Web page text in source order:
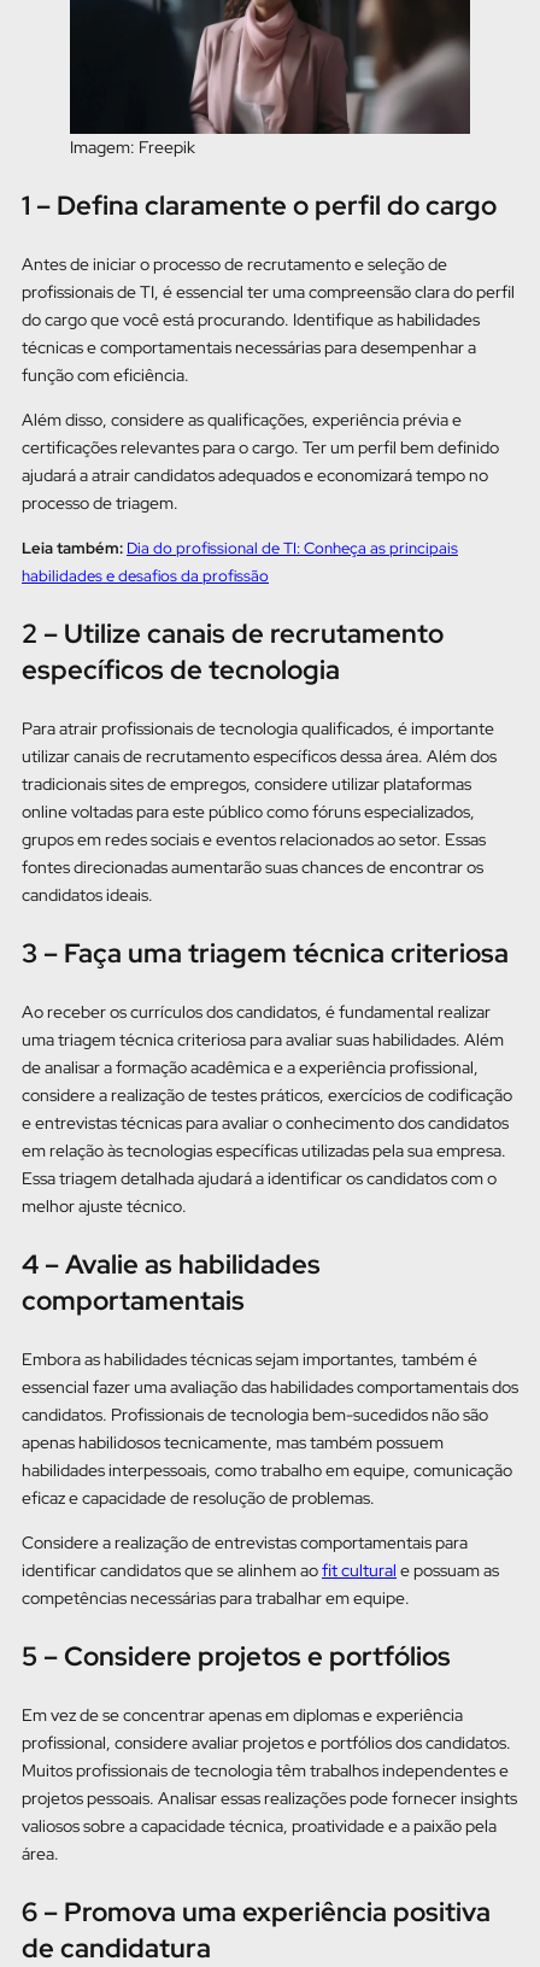
Imagem: Freepik
1 – Defina claramente o perfil do cargo
Antes de iniciar o processo de recrutamento e seleção de
profissionais de TI, é essencial ter uma compreensão clara do perfil
do cargo que você está procurando. Identifique as habilidades
técnicas e comportamentais necessárias para desempenhar a
função com eficiência.
Além disso, considere as qualificações, experiência prévia e
certificações relevantes para o cargo. Ter um perfil bem definido
ajudará a atrair candidatos adequados e economizará tempo no
processo de triagem.
Leia também: Dia do profissional de TI: Conheça as principais
habilidades e desafios da profissão
2 – Utilize canais de recrutamento
específicos de tecnologia
Para atrair profissionais de tecnologia qualificados, é importante
utilizar canais de recrutamento específicos dessa área. Além dos
tradicionais sites de empregos, considere utilizar plataformas
online voltadas para este público como fóruns especializados,
grupos em redes sociais e eventos relacionados ao setor. Essas
fontes direcionadas aumentarão suas chances de encontrar os
candidatos ideais.
3 – Faça uma triagem técnica criteriosa
Ao receber os currículos dos candidatos, é fundamental realizar
uma triagem técnica criteriosa para avaliar suas habilidades. Além
de analisar a formação acadêmica e a experiência profissional,
considere a realização de testes práticos, exercícios de codificação
e entrevistas técnicas para avaliar o conhecimento dos candidatos
em relação às tecnologias específicas utilizadas pela sua empresa.
Essa triagem detalhada ajudará a identificar os candidatos com o
melhor ajuste técnico.
4 – Avalie as habilidades
comportamentais
Embora as habilidades técnicas sejam importantes, também é
essencial fazer uma avaliação das habilidades comportamentais dos
candidatos. Profissionais de tecnologia bem-sucedidos não são
apenas habilidosos tecnicamente, mas também possuem
habilidades interpessoais, como trabalho em equipe, comunicação
eficaz e capacidade de resolução de problemas.
Considere a realização de entrevistas comportamentais para
identificar candidatos que se alinhem aofit cultural e possuam as
competências necessárias para trabalhar em equipe.
5 – Considere projetos e portfólios
Em vez de se concentrar apenas em diplomas e experiência
profissional, considere avaliar projetos e portfólios dos candidatos.
Muitos profissionais de tecnologia têm trabalhos independentes e
projetos pessoais. Analisar essas realizações pode fornecer insights
valiosos sobre a capacidade técnica, proatividade e a paixão pela
área.
6 – Promova uma experiência positiva
de candidatura